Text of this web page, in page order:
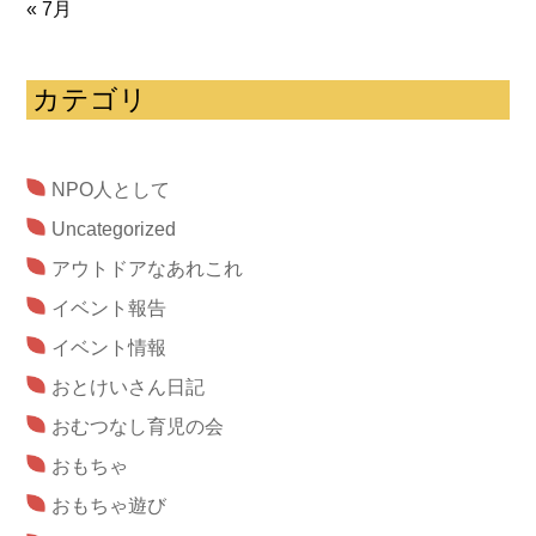
« 7月
カテゴリ
NPO人として
Uncategorized
アウトドアなあれこれ
イベント報告
イベント情報
おとけいさん日記
おむつなし育児の会
おもちゃ
おもちゃ遊び